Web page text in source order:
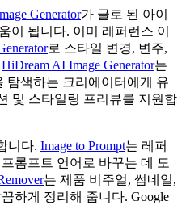
Generator가 글로 된 아이
이 됩니다. 이미 레퍼런스 이
로 스타일 변경, 변주,
HiDream AI Image Generator는
탐색하는 크리에이터에게 유
및 스타일링 프리뷰를 지원합
니다. Image to Prompt는 레퍼
롬프트 언어로 바꾸는 데 도
는 제품 비주얼, 썸네일,
하게 정리해 줍니다. Google